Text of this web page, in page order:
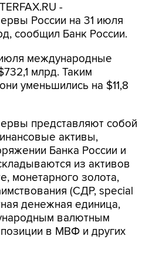
-
России на 31 июля
сообщил Банк России.
международные
млрд. Таким
уменьшились на $11,8
представляют собой
активы,
Банка России и
из активов
монетарного золота,
(СДР, special
денежная единица,
валютным
в МВФ и других